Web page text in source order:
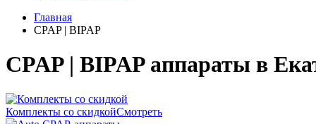
Главная
CPAP | BIPAP
CPAP | BIPAP аппараты в
Комплекты со скидкойСмотреть